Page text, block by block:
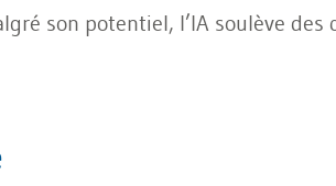
son potentiel, l’IA soulève